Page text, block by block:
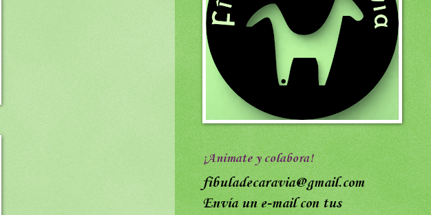
¡Animate y colabora!
fibuladecaravia@gmail.com
Envía un e-mail con tus